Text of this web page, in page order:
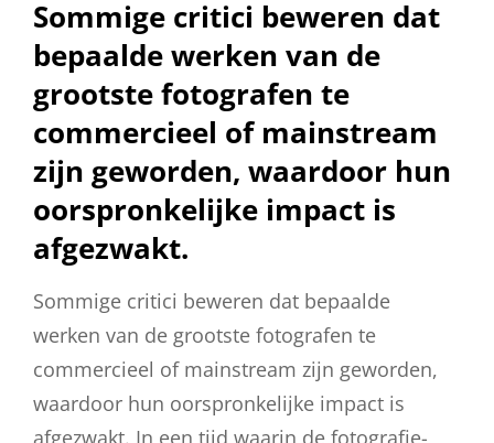
Sommige critici beweren dat
bepaalde werken van de
grootste fotografen te
commercieel of mainstream
zijn geworden, waardoor hun
oorspronkelijke impact is
afgezwakt.
Sommige critici beweren dat bepaalde
werken van de grootste fotografen te
commercieel of mainstream zijn geworden,
waardoor hun oorspronkelijke impact is
afgezwakt. In een tijd waarin de fotografie-